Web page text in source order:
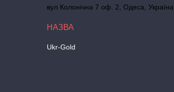
вул Колонічна 7 оф. 2, Одеса, Україна
Ukr-Gold